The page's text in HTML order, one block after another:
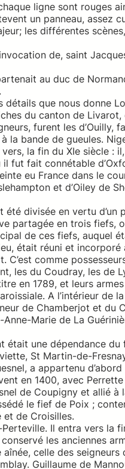
ligne sont rouges
un panneau, assez
les différentes
de, saint
au duc de
détails que nous donne
du canton de
furent les d’Ouilly,
la bande de gueules.
la fin du XIe siècle :
fut fait connétable
eu France dans le
et d’Oiley de
été divisée en vertu
partagée en trois fiefs,
de ces fiefs, auquel
était réuni et
C’est comme
les du Coudray, les de
en 1789, et leurs
A l’intérieur de
de Chamberjot et du
Marie de La
était une dépendance
St Martin-de-
a appartenu
en 1400, avec
de Coupigny et allié
le fief de Poix ;
et de Croisilles.
Il entra vers la
les anciennes
aînée, celle des
Guillaume de